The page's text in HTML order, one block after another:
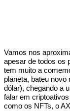
Vamos nos
apesar de todos os
tem muito a
planeta, bateu novo
dólar), chegando a
falar em
como os NFTs, o